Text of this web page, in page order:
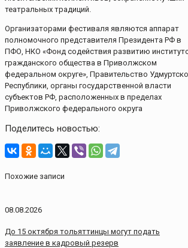
театральных традиций.
Организаторами фестиваля являются аппарат
полномочного представителя Президента РФ в
ПФО, НКО «Фонд содействия развитию
гражданского общества в Приволжском
федеральном округе», Правительство
Республики, органы государственной власти
субъектов РФ, расположенных в пределах
Приволжского федерального округа
Поделитесь новостью:
Похожие записи
08.08.2026
До 15 октября тольяттинцы могут подать
заявление в кадровый резерв